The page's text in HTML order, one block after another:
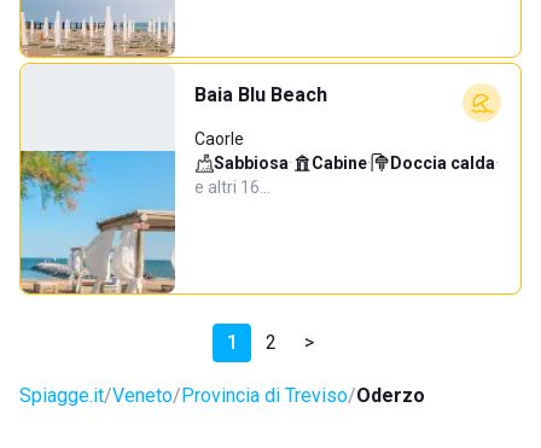
Baia Blu Beach
Caorle
Sabbiosa· Cabine· Doccia calda·
e altri 16…
1 2 >
Spiagge.it Veneto Provincia di Treviso Oderzo